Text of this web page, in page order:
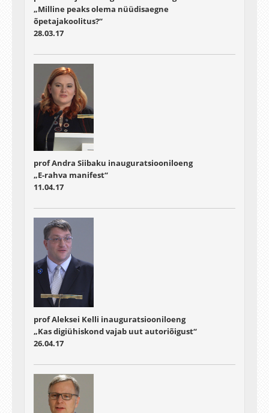
„Milline peaks olema nüüdisaegne
õpetajakoolitus?“
28.03.17
prof Andra Siibaku inauguratsiooniloeng
„E-rahva manifest“
11.04.17
prof Aleksei Kelli inauguratsiooniloeng
„Kas digiühiskond vajab uut autoriõigust“
26.04.17